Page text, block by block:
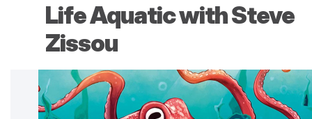
Life Aquatic with Steve
Zissou